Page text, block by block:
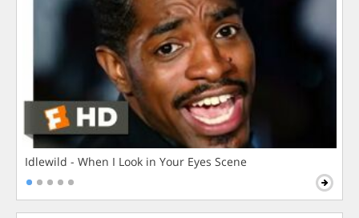
Idlewild - When I Look in Your Eyes Scene